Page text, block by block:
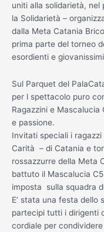
uniti alla solidarietà, nel
la Solidarietà –
dalla Meta Catania
prima parte del torneo
esordienti e
Sul Parquet del
per l spettacolo puro
Ragazzini e
e passione.
Invitati speciali i ragazzi
Carità – di Catania e
rossazzurre della Meta
battuto il Mascalucia
imposta sulla squadra
E’ stata una festa
partecipi tutti i dirigenti
cordiale per